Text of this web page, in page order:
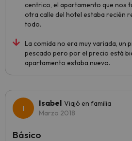
centrico, el apartamento que nos
otra calle del hotel estaba recién
todo.
La comida no era muy variada, un
pescado pero por el precio está
apartamento estaba nuevo.
Isabel Viajó en familia
Marzo 2018
Básico